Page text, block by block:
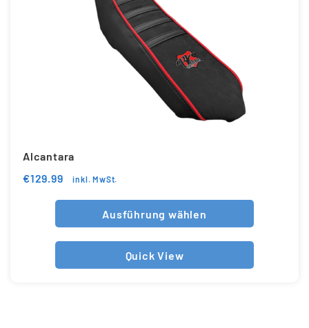
Alcantara
€129.99 inkl. MwSt.
Ausführung wählen
Quick View